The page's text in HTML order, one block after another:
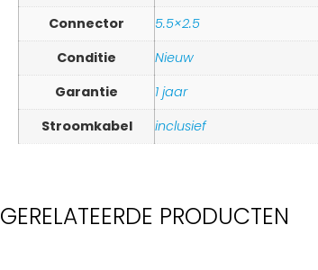
Connector
5.5×2.5
Conditie
Nieuw
Garantie
1 jaar
Stroomkabel
inclusief
GERELATEERDE PRODUCTEN